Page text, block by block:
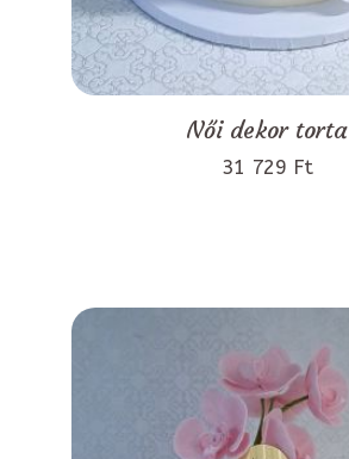
Női dekor torta
31 729 Ft